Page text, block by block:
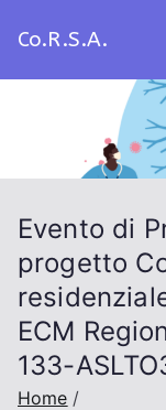
content
Co.R.S.A.
Evento di
progetto
ECM
133-
Home